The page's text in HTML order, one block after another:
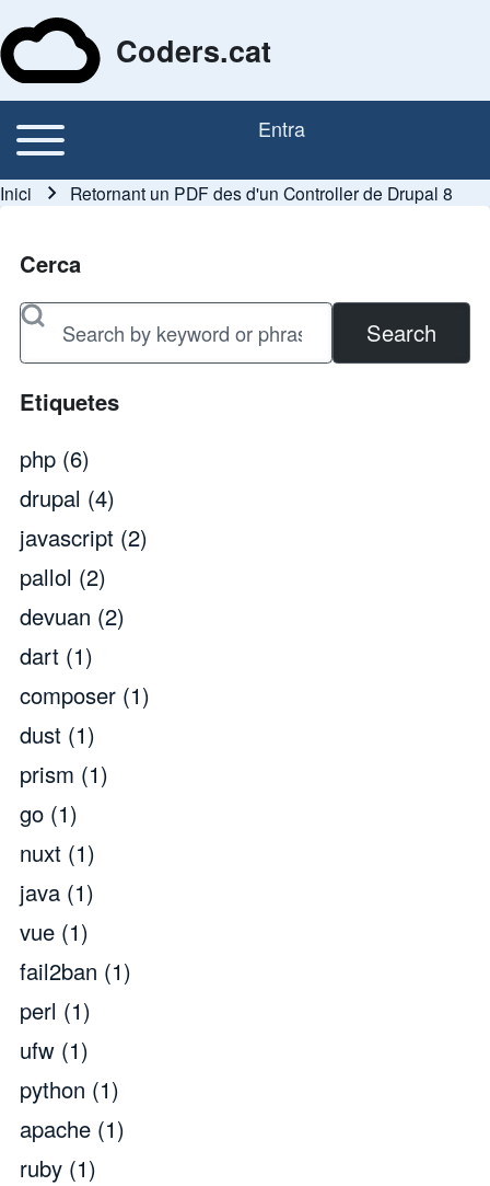
Coders.cat
Navegació principal
Toggle main menu Menú del compte
Entra
Fil d'ariadna
Inici Retornant un PDF des d'un Controller de Drupal 8
Cerca
Search
Etiquetes
php (6)
drupal (4)
javascript (2)
pallol (2)
devuan (2)
dart (1)
composer (1)
dust (1)
prism (1)
go (1)
nuxt (1)
java (1)
vue (1)
fail2ban (1)
perl (1)
ufw (1)
python (1)
apache (1)
ruby (1)